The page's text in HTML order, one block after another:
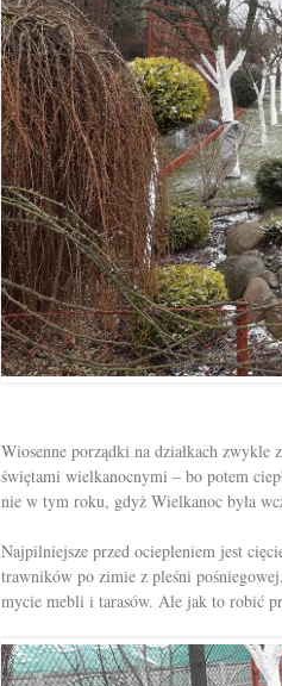
Wiosenne porządki na działkach
świętami wielkanocnymi – bo potem
nie w tym roku, gdyż Wielkanoc była
Najpilniejsze przed ociepleniem jest
trawników po zimie z pleśni
mycie mebli i tarasów. Ale jak to robić